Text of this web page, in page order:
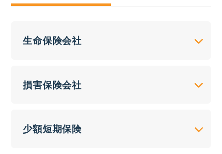
生命保険会社
損害保険会社
少額短期保険